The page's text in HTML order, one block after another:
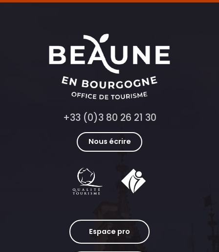
+33 (0)3 80 26 21 30
Nous écrire
Espace pro